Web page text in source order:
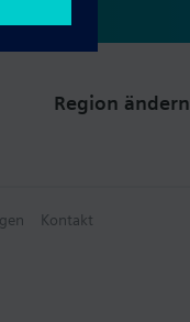
Region ändern
Kontakt